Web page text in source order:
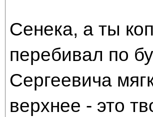
Сенека, а ты
перебивал по
Сергеевича
верхнее - это